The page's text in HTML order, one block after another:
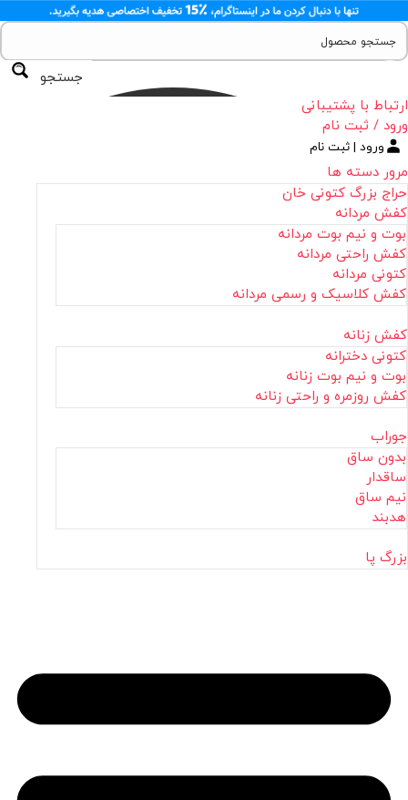
جستجو
ارتباط با پشتیبانی
ورود / ثبت نام
ورود | ثبت نام
مرور دسته ها
حراج بزرگ کتونی خان
کفش مردانه
بوت و نیم بوت مردانه
کفش راحتی مردانه
کتونی مردانه
کفش کلاسیک و رسمی مردانه
کفش زنانه
کتونی دخترانه
بوت و نیم بوت زنانه
کفش روزمره و راحتی زنانه
جوراب
بدون ساق
ساقدار
نیم ساق
هدبند
بزرگ پا